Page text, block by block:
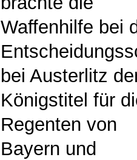
Waffenhilfe bei
bei Austerlitz
Königstitel für
Regenten von
Bayern und